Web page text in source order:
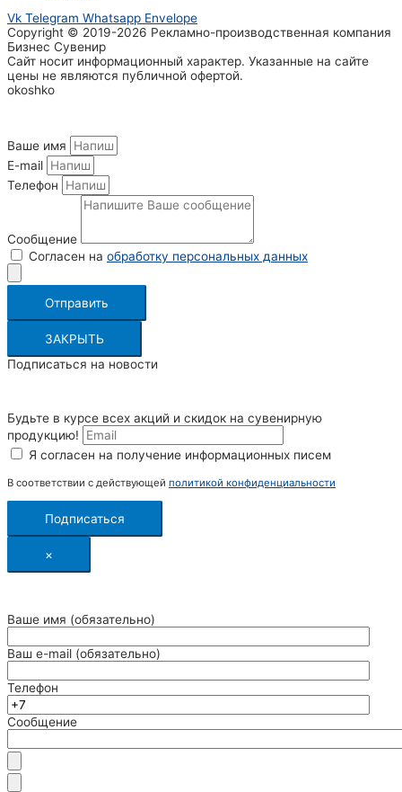
Vk Telegram Whatsapp Envelope
Copyright © 2019-2026 Рекламно-производственная компания
Бизнес Сувенир
Сайт носит информационный характер. Указанные на сайте
цены не являются публичной офертой.
okoshko
Ваше имя
E-mail
Телефон
Сообщение
Согласен на обработку персональных данных
Отправить
ЗАКРЫТЬ
Подписаться на новости
Будьте в курсе всех акций и скидок на сувенирную
продукцию!
Я согласен на получение информационных писем
В соответствии с действующей политикой конфиденциальности
Подписаться
×
Ваше имя (обязательно)
Ваш e-mail (обязательно)
Телефон
Сообщение